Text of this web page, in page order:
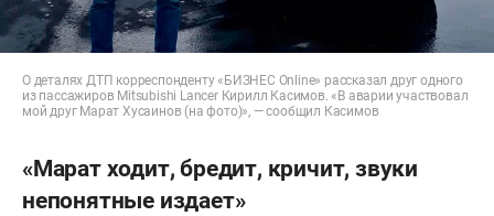
О деталях ДТП корреспонденту «БИЗНЕС Online» рассказал друг одного
из пассажиров Mitsubishi Lancer Кирилл Касимов. «В аварии участвовал
мой друг Марат Хусаинов (на фото)», — сообщил Касимов
«Марат ходит, бредит, кричит, звуки
непонятные издает»